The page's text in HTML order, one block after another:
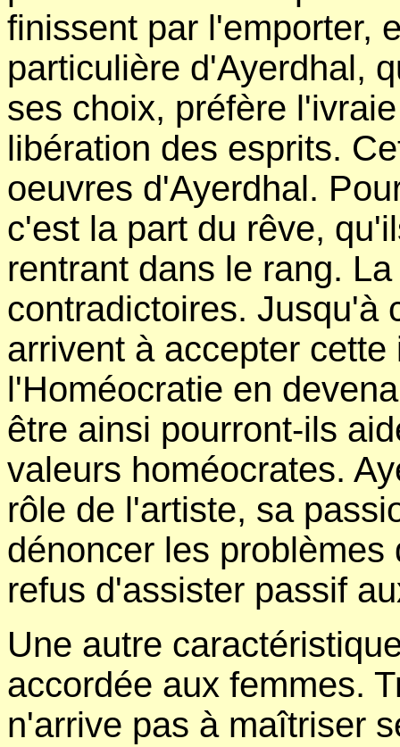
finissent par l'emporter,
particulière d'Ayerdhal,
ses choix, préfère
libération des esprits.
oeuvres d'Ayerdhal.
c'est la part du rêve,
rentrant dans le rang.
contradictoires. Jusqu'à
arrivent à accepter
l'Homéocratie en
être ainsi pourront-ils
valeurs homéocrates.
rôle de l'artiste, sa
dénoncer les
refus d'assister passif
Une autre
accordée aux femmes.
n'arrive pas à maîtriser